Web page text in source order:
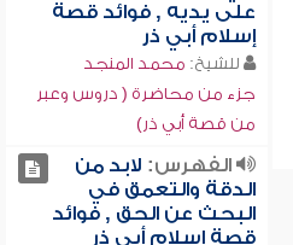
على يديه , فوائد قصة
إسلام أبي ذر
للشيخ: محمد المنجد
جزء من محاضرة ( دروس وعبر
من قصة أبي ذر)
الفهرس: لابد من
الدقة والتعمق في
البحث عن الحق , فوائد
قصة إسلام أبي ذر